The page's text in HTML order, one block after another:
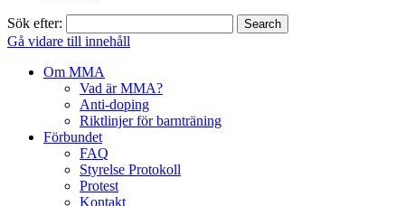
Sök efter:
Gå vidare till innehåll
Om MMA
Vad är MMA?
Anti-doping
Riktlinjer för barnträning
Förbundet
FAQ
Styrelse Protokoll
Protest
Kontakt